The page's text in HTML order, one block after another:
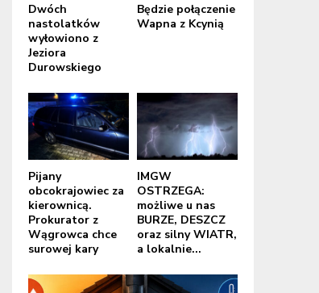
Dwóch
nastolatków
wyłowiono z
Jeziora
Durowskiego
Będzie połączenie
Wapna z Kcynią
Pijany
obcokrajowiec za
kierownicą.
Prokurator z
Wągrowca chce
surowej kary
IMGW
OSTRZEGA:
możliwe u nas
BURZE, DESZCZ
oraz silny WIATR,
a lokalnie...